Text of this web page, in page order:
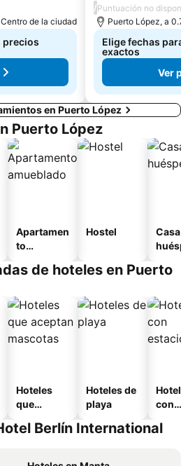
de la ciudad
precios
/Puntuación no
Puerto López, a
Elige fechas
exactos
Ver
en Puerto López
Puerto López
Apartamen
to
o
Hostel
de hoteles en Puerto
Hoteles
que
mascotas
Hoteles de
playa
con
Berlín International